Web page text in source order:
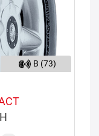
B (73)